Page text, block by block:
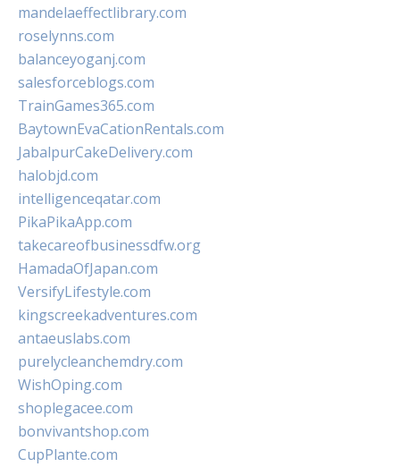
mandelaeffectlibrary.com
roselynns.com
balanceyoganj.com
salesforceblogs.com
TrainGames365.com
BaytownEvaCationRentals.com
JabalpurCakeDelivery.com
halobjd.com
intelligenceqatar.com
PikaPikaApp.com
takecareofbusinessdfw.org
HamadaOfJapan.com
VersifyLifestyle.com
kingscreekadventures.com
antaeuslabs.com
purelycleanchemdry.com
WishOping.com
shoplegacee.com
bonvivantshop.com
CupPlante.com